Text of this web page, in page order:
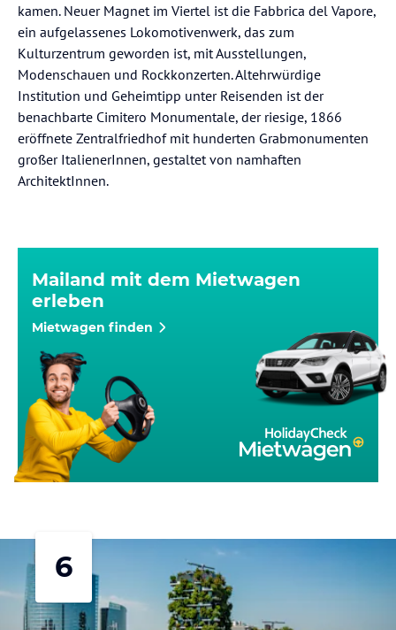
kamen. Neuer Magnet im Viertel ist die Fabbrica del Vapore,
ein aufgelassenes Lokomotivenwerk, das zum
Kulturzentrum geworden ist, mit Ausstellungen,
Modenschauen und Rockkonzerten. Altehrwürdige
Institution und Geheimtipp unter Reisenden ist der
benachbarte Cimitero Monumentale, der riesige, 1866
eröffnete Zentralfriedhof mit hunderten Grabmonumenten
großer ItalienerInnen, gestaltet von namhaften
ArchitektInnen.
Mailand mit dem Mietwagen
erleben
Mietwagen finden
6